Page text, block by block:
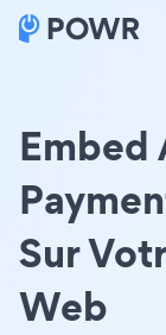
Embed
Sur
Web